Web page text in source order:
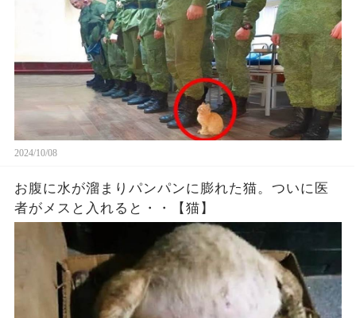
2024/10/08
お腹に水が溜まりパンパンに膨れた猫。ついに医
者がメスと入れると・・【猫】